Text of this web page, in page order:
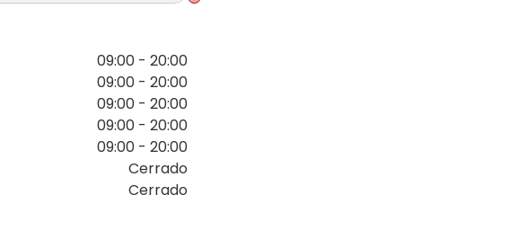
09:00 - 20:00
09:00 - 20:00
09:00 - 20:00
09:00 - 20:00
09:00 - 20:00
Cerrado
Cerrado